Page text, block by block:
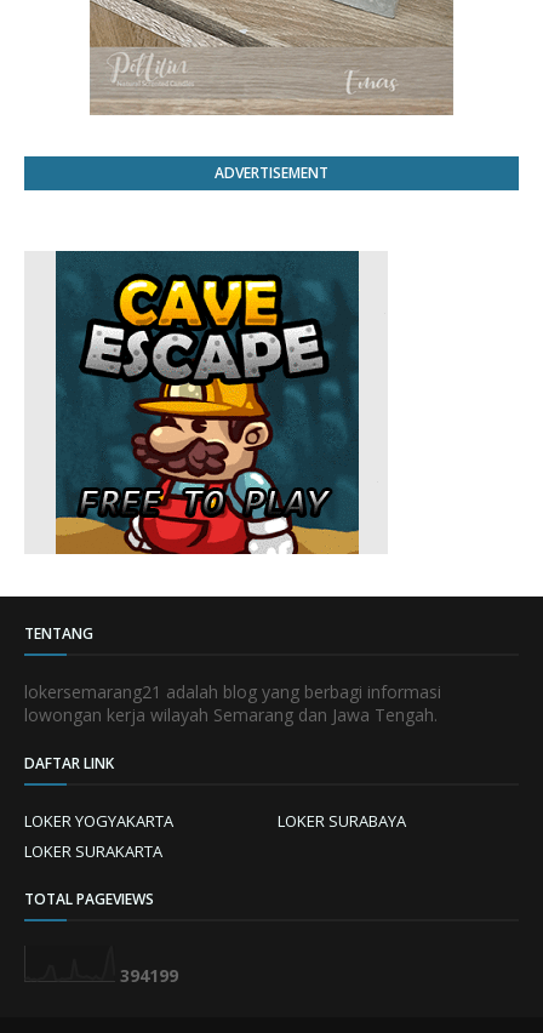
ADVERTISEMENT
TENTANG
lokersemarang21 adalah blog yang berbagi informasi
lowongan kerja wilayah Semarang dan Jawa Tengah.
DAFTAR LINK
LOKER YOGYAKARTA
LOKER SURABAYA
LOKER SURAKARTA
TOTAL PAGEVIEWS
394199